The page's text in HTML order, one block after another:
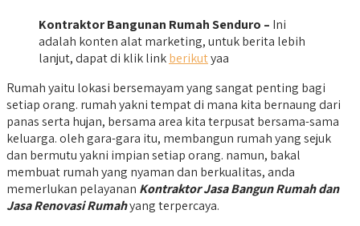
Kontraktor Bangunan Rumah Senduro – Ini
adalah konten alat marketing, untuk berita lebih
lanjut, dapat di klik linkberikutyaa
Rumah yaitu lokasi bersemayam yang sangat penting bagi
setiap orang. rumah yakni tempat di mana kita bernaung dari
panas serta hujan, bersama area kita terpusat bersama-sama
keluarga. oleh gara-gara itu, membangun rumah yang sejuk
dan bermutu yakni impian setiap orang. namun, bakal
membuat rumah yang nyaman dan berkualitas, anda
memerlukan pelayanan Kontraktor Jasa Bangun Rumah dan
Jasa Renovasi Rumahyang terpercaya.